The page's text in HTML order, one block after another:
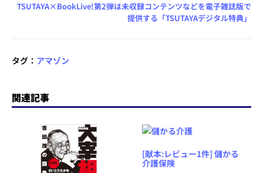
TSUTAYA×BookLive!第2弾は未収録コンテンツなどを電子雑誌版で
提供する「TSUTAYAデジタル特典」
タグ： アマゾン
関連記事
[献本:レビュー1件] 儲かる
介護保険